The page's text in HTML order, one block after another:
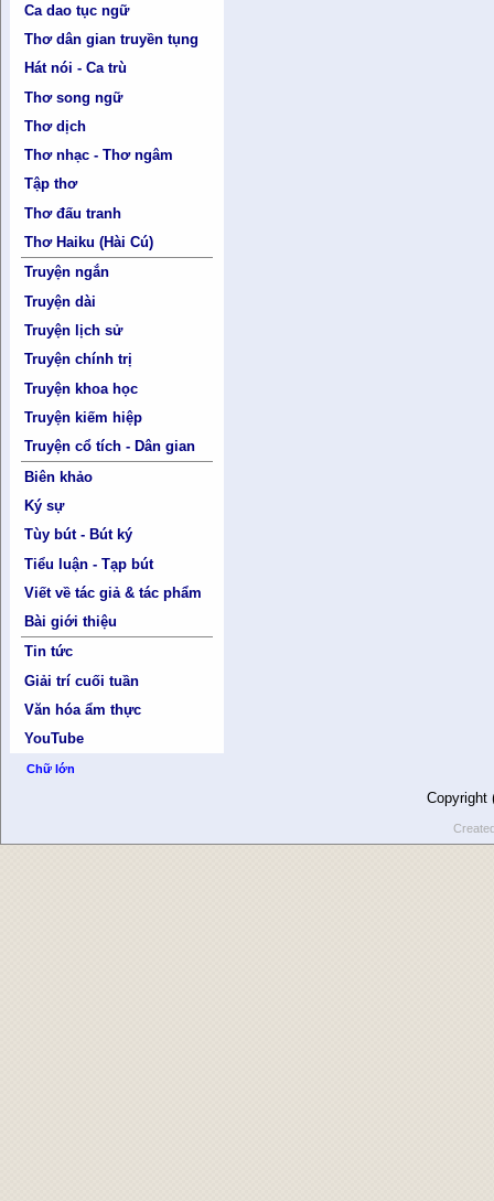
Ca dao tục ngữ
Thơ dân gian truyền tụng
Hát nói - Ca trù
Thơ song ngữ
Thơ dịch
Thơ nhạc - Thơ ngâm
Tập thơ
Thơ đấu tranh
Thơ Haiku (Hài Cú)
Truyện ngắn
Truyện dài
Truyện lịch sử
Truyện chính trị
Truyện khoa học
Truyện kiếm hiệp
Truyện cổ tích - Dân gian
Biên khảo
Ký sự
Tùy bút - Bút ký
Tiểu luận - Tạp bút
Viết về tác giả & tác phẩm
Bài giới thiệu
Tin tức
Giải trí cuối tuần
Văn hóa ẩm thực
YouTube
Chữ lớn
Copyright